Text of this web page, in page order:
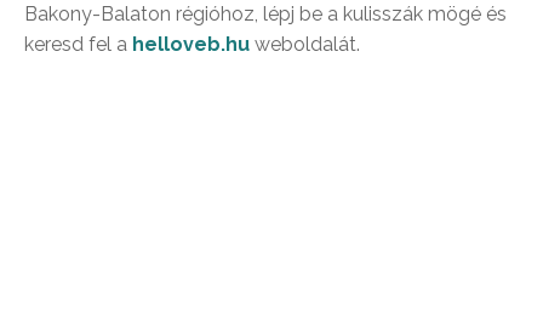
Bakony-Balaton régióhoz, lépj be a kulisszák mögé és
keresd fel a helloveb.hu weboldalát.